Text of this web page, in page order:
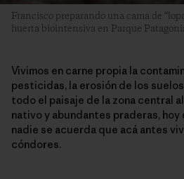
Francisco preparando una cama de
huerta biointensiva en Parque
Vivimos en carne propia la
pesticidas, la erosión de los
todo el paisaje de la zona central
nativo y abundantes praderas,
nadie se acuerda que acá antes
cóndores.